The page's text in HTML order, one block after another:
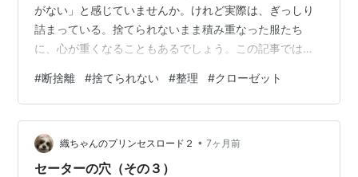
がない」と感じていませんか。けれど実際は、ぎっしり
詰まっている。捨てられないまま積み重なった服たち
に、心が重くなることもあるでしょう。この記事では、
す。読み終えたとき、みなさんが納得して服を手放し、
「今の自分に似合うクローゼット」を作れるように導き
ます。 片付けたいのに、なぜクローゼットの断捨離が進
まないのか 「そろそろ整理しないと」と思いながら、ハ
ンガーにかかった服をただ左右に動かすだけで終わる。
#断捨離 #捨てられない #整理 #クローゼット
織ちゃんのプリンセスロード２ • 7ヶ月前
セーターの穴（その３）